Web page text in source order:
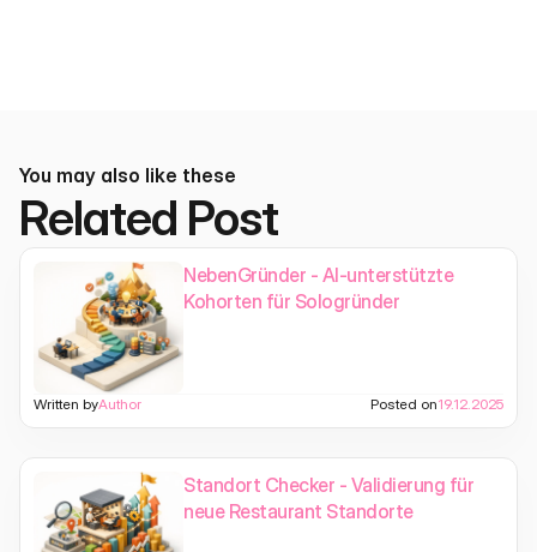
You may also like these
Related Post
NebenGründer - AI-unterstützte
Kohorten für Sologründer
Written byAuthor Posted on19.12.2025
Standort Checker - Validierung für
neue Restaurant Standorte